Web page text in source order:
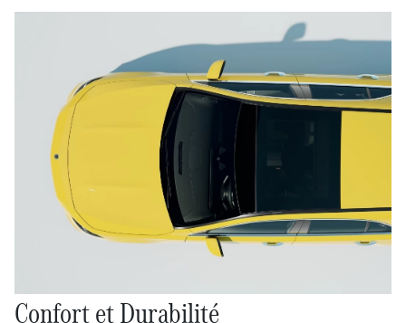
Confort et Durabilité